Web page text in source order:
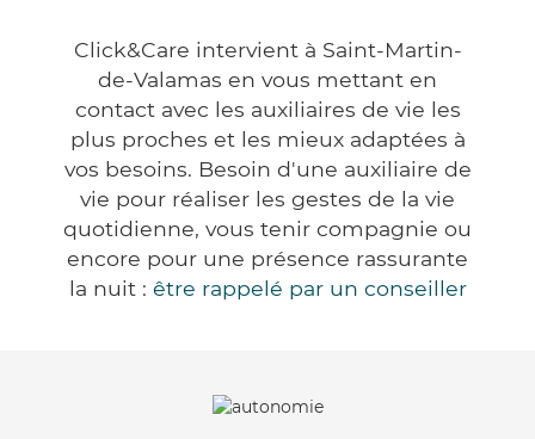
Click&Care intervient à Saint-Martin-
de-Valamas en vous mettant en
contact avec les auxiliaires de vie les
plus proches et les mieux adaptées à
vos besoins. Besoin d'une auxiliaire de
vie pour réaliser les gestes de la vie
quotidienne, vous tenir compagnie ou
encore pour une présence rassurante
la nuit : être rappelé par un conseiller